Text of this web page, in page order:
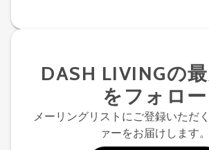
DASH LIVINGの
をフォロー
メーリングリストにご登録いただ
ァーをお届けします。